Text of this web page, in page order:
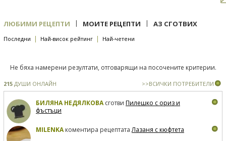
ЛЮБИМИ РЕЦЕПТИ | МОИТЕ РЕЦЕПТИ | АЗ СГОТВИХ
Последни | Най-висок рейтинг | Най-четени
Не бяха намерени резултати, отговарящи на посочените критерии.
215 ДУШИ ОНЛАЙН >>ВСИЧКИ ПОТРЕБИТЕЛИ
БИЛЯНА НЕДЯЛКОВАсготви Пилешко с ориз и
фъстъци
MILENKAкоментира рецептатаЛазаня с кюфтета